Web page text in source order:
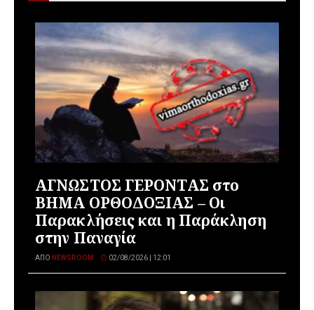
ΑΓΝΩΣΤΟΣ ΓΕΡΟΝΤΑΣ στο
ΒΗΜΑ ΟΡΘΟΔΟΞΙΑΣ – Οι
Παρακλήσεις και η Παράκληση
στην Παναγία
ΑΠΌ NEWSROOM 02/08/2026 | 12:01